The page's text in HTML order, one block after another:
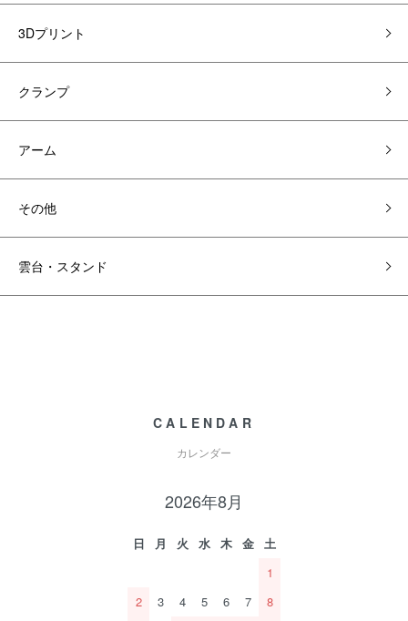
3Dプリント
クランプ
アーム
その他
雲台・スタンド
CALENDAR
カレンダー
2026年8月
日 月 火 水 木 金
土
1
2
3 4 5 6 7
8